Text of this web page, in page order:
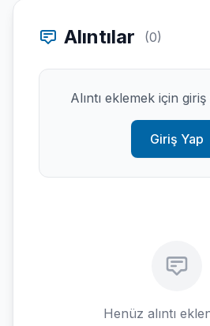
Alıntılar (0)
Alıntı eklemek için giriş
Giriş Yap
Henüz alıntı